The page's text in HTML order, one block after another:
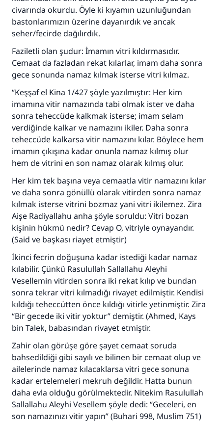
civarında okurdu. Öyle ki kıyamın uzunluğundan
bastonlarımızın üzerine dayanırdık ve ancak
seher/fecirde dağılırdık.
Faziletli olan şudur: İmamın vitri kıldırmasıdır.
Cemaat da fazladan rekat kılarlar, imam daha sonra
gece sonunda namaz kılmak isterse vitri kılmaz.
“Keşşaf el Kina 1/427 şöyle yazılmıştır: Her kim
imamına vitir namazında tabi olmak ister ve daha
sonra teheccüde kalkmak isterse; imam selam
verdiğinde kalkar ve namazını ikiler. Daha sonra
teheccüde kalkarsa vitir namazını kılar. Böylece hem
imamın çıkışına kadar onunla namaz kılmış olur
hem de vitrini en son namaz olarak kılmış olur.
Her kim tek başına veya cemaatla vitir namazını kılar
ve daha sonra gönüllü olarak vitirden sonra namaz
kılmak isterse vitrini bozmaz yani vitri ikilemez. Zira
Aişe Radiyallahu anha şöyle soruldu: Vitri bozan
kişinin hükmü nedir? Cevap O, vitriyle oynayandır.
(Said ve başkası riayet etmiştir)
İkinci fecrin doğuşuna kadar istediği kadar namaz
kılabilir. Çünkü Rasulullah Sallallahu Aleyhi
Vesellemin vitirden sonra iki rekat kılıp ve bundan
sonra tekrar vitri kılmadığı rivayet edilmiştir. Kendisi
kıldığı teheccütten önce kıldığı vitirle yetinmiştir. Zira
“Bir gecede iki vitir yoktur” demiştir. (Ahmed, Kays
bin Talek, babasından rivayet etmiştir.
Zahir olan görüşe göre şayet cemaat soruda
bahsedildiği gibi sayılı ve bilinen bir cemaat olup ve
ailelerinde namaz kılacaklarsa vitri gece sonuna
kadar ertelemeleri mekruh değildir. Hatta bunun
daha evla olduğu görülmektedir. Nitekim Rasulullah
Sallallahu Aleyhi Vesellem şöyle dedi: “Geceleri, en
son namazınızı vitir yapın” (Buhari 998, Muslim 751)
Ümmete cevapları ulaştırmak için bizi destekle
Rasulullah ﷺ şöyle dedi:
Her kim bir hayra yol gösterirse , hayrı yapan
kişinin sevabı kadar ona sevap yazılır.
(MUSLIM 1893)
Şimdi katkı yapın!